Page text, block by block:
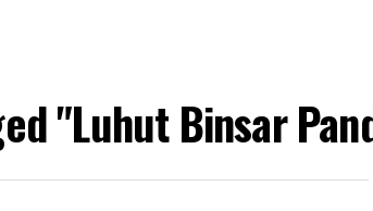
"Luhut Binsar